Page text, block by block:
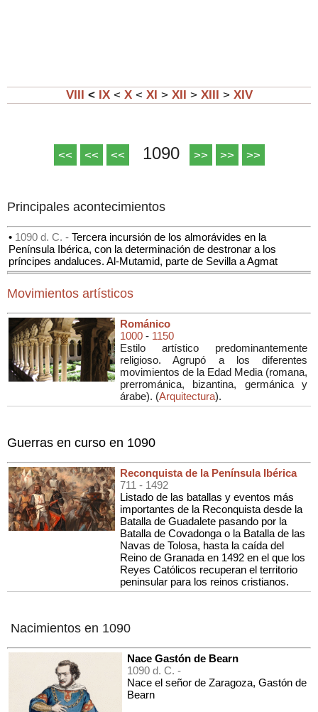
VIII < IX < X < XI > XII > XIII > XIV
<< << << 1090 >> >> >>
Principales acontecimientos
• 1090 d. C. - Tercera incursión de los almorávides en la
Península Ibérica, con la determinación de destronar a los
príncipes andaluces. Al-Mutamid, parte de Sevilla a Agmat
Movimientos artísticos
Románico
1000 - 1150
Estilo artístico predominantemente
religioso. Agrupó a los diferentes
movimientos de la Edad Media (romana,
prerrománica, bizantina, germánica y
árabe). (Arquitectura).
Guerras en curso en 1090
Reconquista de la Península Ibérica
711 - 1492
Listado de las batallas y eventos más
importantes de la Reconquista desde la
Batalla de Guadalete pasando por la
Batalla de Covadonga o la Batalla de las
Navas de Tolosa, hasta la caída del
Reino de Granada en 1492 en el que los
Reyes Católicos recuperan el territorio
peninsular para los reinos cristianos.
Nacimientos en 1090
Nace Gastón de Bearn
1090 d. C. -
Nace el señor de Zaragoza, Gastón de
Bearn